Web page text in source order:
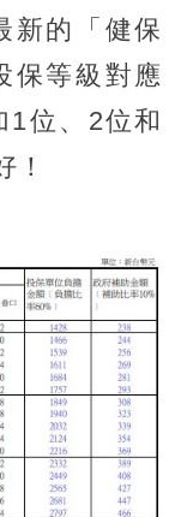
新的「健保
保等級對應
1位、2位和